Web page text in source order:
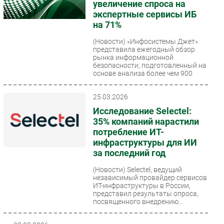
увеличение спроса на
экспертные сервисы ИБ
на 71%
(Новости) «Инфосистемы Джет»
представила ежегодный обзор
рынка информационной
безопасности, подготовленный на
основе анализа более чем 900
25.03.2026
Исследование Selectel:
35% компаний нарастили
потребление ИТ-
инфраструктуры для ИИ
за последний год
(Новости) Selectel, ведущий
независимый провайдер сервисов
ИТ-инфраструктуры в России,
представил результаты опроса,
посвященного внедрению...